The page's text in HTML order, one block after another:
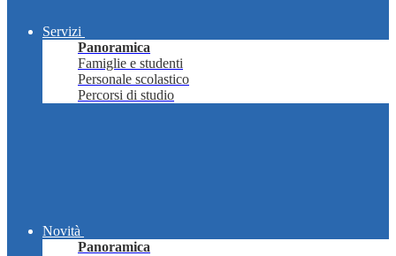
Servizi
Panoramica
Famiglie e studenti
Personale scolastico
Percorsi di studio
Novità
Panoramica